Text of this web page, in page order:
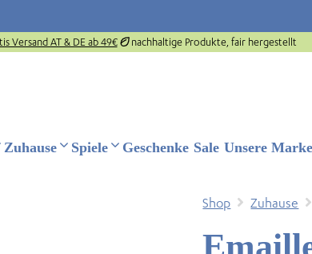
Versand AT & DE ab 49€ nachhaltige Produkte, fair hergestellt
Zuhause Spiele Geschenke Sale Unsere
Shop Zuhause